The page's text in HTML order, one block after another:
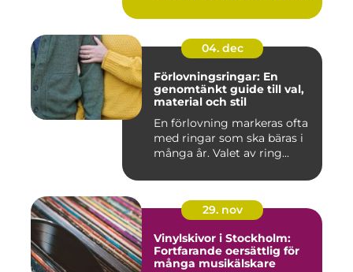
04. dec
Förlovningsringar: En
genomtänkt guide till val,
material och stil
En förlovning markeras ofta
med ringar som ska bäras i
många år. Valet av ring...
29. nov
Vinylskivor i Stockholm:
Fortfarande oersättlig för
många musikälskare